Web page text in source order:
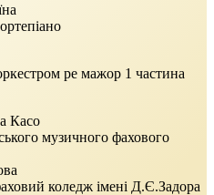
ре мажор 1 частина
Касо
музичного фахового
коледж імені Д.Є.Задора